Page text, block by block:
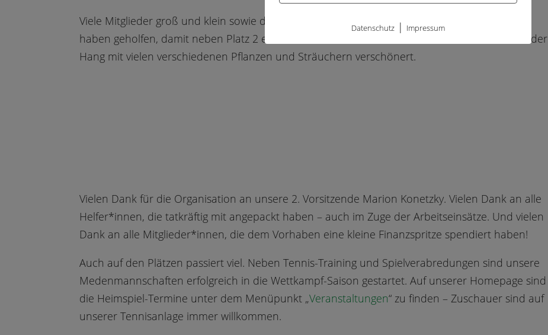
Viele Mitglieder groß und klein sowie die Baumschule Roth und die Baumschule Auerbach
haben geholfen, damit neben Platz 2 eine Wildblumenwiese entstehen konnte – dazu wurde der
Hang mit vielen verschiedenen Pflanzen und Sträuchern verschönert.
Vielen Dank für die Organisation an unsere 2. Vorsitzende Marion Konetzky. Vielen Dank an alle
Helfer*innen, die tatkräftig mit angepackt haben – auch im Zuge der Arbeitseinsätze. Und vielen
Dank an alle Mitglieder*innen, die dem Vorhaben eine kleine Finanzspritze spendiert haben!
Auch auf den Plätzen passiert viel. Neben Tennis-Training und Spielverabredungen sind unsere
Medenmannschaften erfolgreich in die Wettkampf-Saison gestartet. Auf unserer Homepage sind
die Heimspiel-Termine unter dem Menüpunkt „Veranstaltungen“ zu finden – Zuschauer sind auf
unserer Tennisanlage immer willkommen.
Datenschutz | Impressum